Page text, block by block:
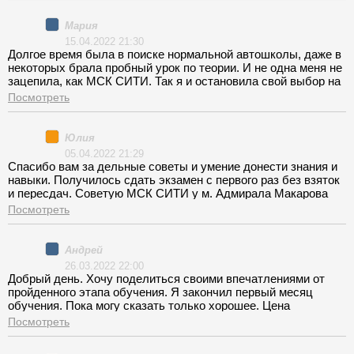
график, чтобы удобно было не только ему, но и вам.
Сопровождал на экзамен, я сдавал на своем учебном авто,
причем оплачивать за это отдельно не нужно, все включено
в базовую стоимость. Спасибо!
Мария
15.04.2022 21:30
Долгое время была в поиске нормальной автошколы, даже в
некоторых брала пробный урок по теории. И не одна меня не
зацепила, как МСК СИТИ. Так я и остановила свой выбор на
МСК СИТИ на Каширской и очень довольна своим решение.
Цена приемлемая, есть скидки. Срок обучения не растянут
Инструктор Виталий с современным подходом, спокойный
идет на встречу. Я для себя выделила одни плюсы от
обучения. Чего только стоят автомобили (я ездила на nissan
qashqai).
Посмотреть
Юлия
05.04.2022 21:29
Спасибо вам за дельные советы и умение донести знания и
навыки. Получилось сдать экзамен с первого раз без взяток
и пересдач. Советую МСК СИТИ у м. Адмирала Макарова
Посмотреть
Андрей
26.03.2022 22:00
Добрый день. Хочу поделиться своими впечатлениями от
пройденного этапа обучения. Я закончил первый месяц
обучения. Пока могу сказать только хорошее. Цена
приемлемая, плюс, что автошкола сама дает рассрочку, не
нужно брать кредит в банке, платить можно по частям.
Посмотреть